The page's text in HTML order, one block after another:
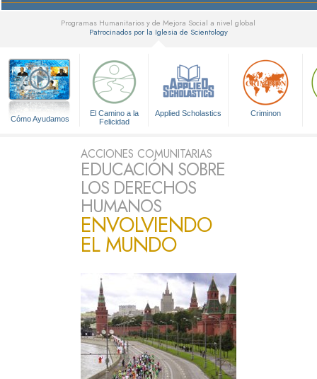
Programas Humanitarios y de Mejora Social a nivel global
Patrocinados por la Iglesia de Scientology
Cómo Ayudamos
El Camino a la
Felicidad
Applied Scholastics Criminon
ACCIONES COMUNITARIAS
EDUCACIÓN SOBRE
LOS DERECHOS
HUMANOS
ENVOLVIENDO
EL MUNDO